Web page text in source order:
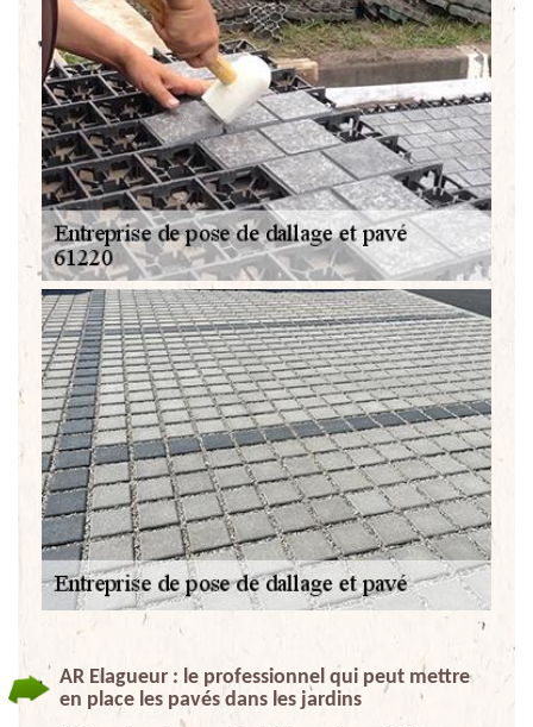
AR Elagueur : le professionnel qui peut mettre
en place les pavés dans les jardins